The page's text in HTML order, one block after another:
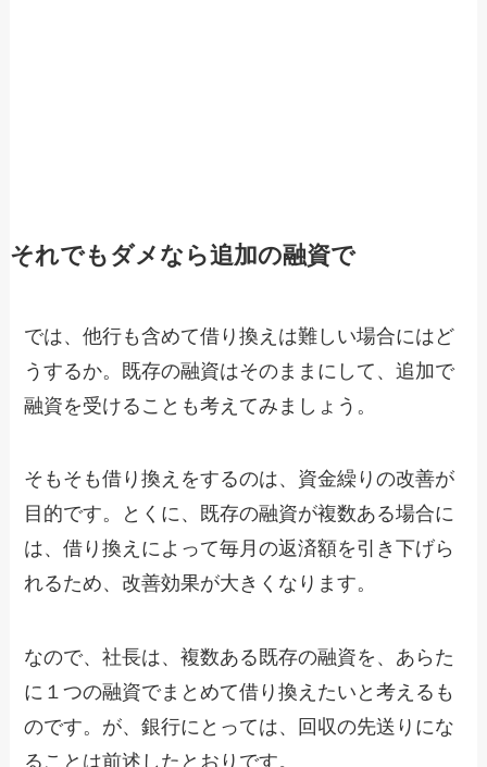
それでもダメなら追加の融資で
では、他行も含めて借り換えは難しい場合にはど
うするか。既存の融資はそのままにして、追加で
融資を受けることも考えてみましょう。
そもそも借り換えをするのは、資金繰りの改善が
目的です。とくに、既存の融資が複数ある場合に
は、借り換えによって毎月の返済額を引き下げら
れるため、改善効果が大きくなります。
なので、社長は、複数ある既存の融資を、あらた
に１つの融資でまとめて借り換えたいと考えるも
のです。が、銀行にとっては、回収の先送りにな
ることは前述したとおりです。